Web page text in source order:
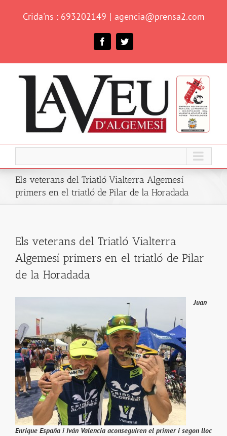
Crida'ns : 693202149 | agencia@prensa2.com
FacebookTwitter
Els veterans del Triatló Vialterra Algemesí
primers en el triatló de Pilar de la Horadada
Els veterans del Triatló Vialterra
Algemesí primers en el triatló de Pilar
de la Horadada
Juan
Enrique España i Iván Valencia aconseguiren el primer i segon lloc